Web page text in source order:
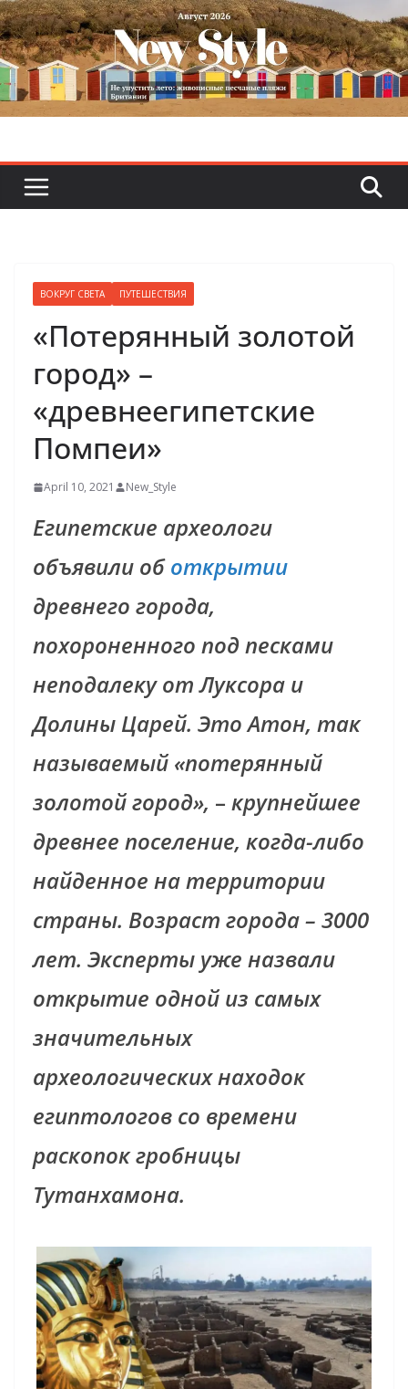
Skip
to
content
ВОКРУГ СВЕТА ПУТЕШЕСТВИЯ
«Потерянный золотой
город» –
«древнеегипетские
Помпеи»
April 10, 2021 New_Style
Египетские археологи
объявили оботкрытии
древнего города,
похороненного под песками
неподалеку от Луксора и
Долины Царей. Это Атон, так
называемый «потерянный
золотой город», – крупнейшее
древнее поселение, когда-либо
найденное на территории
страны. Возраст города – 3000
лет. Эксперты уже назвали
открытие одной из самых
значительных
археологических находок
египтологов со времени
раскопок гробницы
Тутанхамона.